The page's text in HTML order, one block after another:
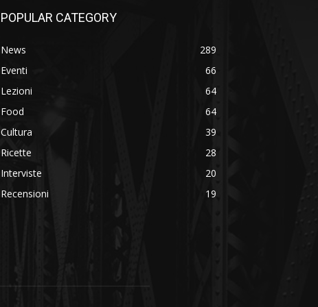
POPULAR CATEGORY
News
289
Eventi
66
Lezioni
64
Food
64
Cultura
39
Ricette
28
Interviste
20
Recensioni
19